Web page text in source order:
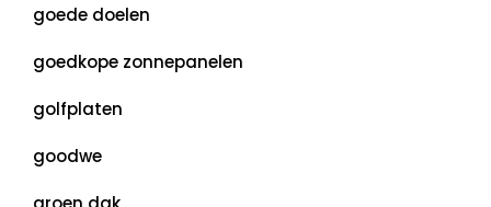
goede doelen
goedkope zonnepanelen
golfplaten
goodwe